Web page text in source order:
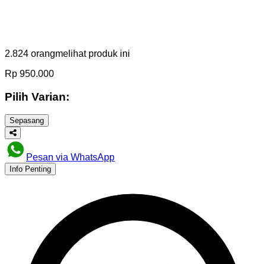
2.824 orangmelihat produk ini
Rp 950.000
Pilih Varian:
Sepasang
Pesan via WhatsApp
Info Penting